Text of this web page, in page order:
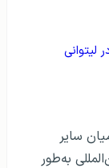
لیتوانی
سایر
به‌طور